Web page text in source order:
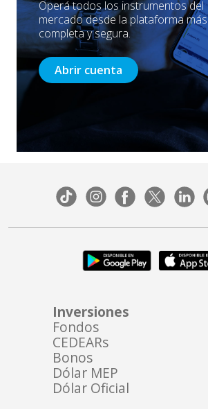
Operá todos los instrumentos del
mercado desde la plataforma más
completa y segura.
Abrir cuenta
Inversiones
Fondos
CEDEARs
Bonos
Dólar MEP
Dólar Oficial